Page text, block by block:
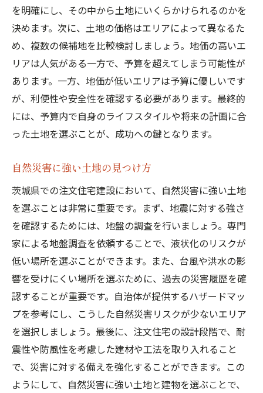
を明確にし、その中から土地にいくらかけられるのかを
決めます。次に、土地の価格はエリアによって異なるた
め、複数の候補地を比較検討しましょう。地価の高いエ
リアは人気がある一方で、予算を超えてしまう可能性が
あります。一方、地価が低いエリアは予算に優しいです
が、利便性や安全性を確認する必要があります。最終的
には、予算内で自身のライフスタイルや将来の計画に合
った土地を選ぶことが、成功への鍵となります。
自然災害に強い土地の見つけ方
茨城県での注文住宅建設において、自然災害に強い土地
を選ぶことは非常に重要です。まず、地震に対する強さ
を確認するためには、地盤の調査を行いましょう。専門
家による地盤調査を依頼することで、液状化のリスクが
低い場所を選ぶことができます。また、台風や洪水の影
響を受けにくい場所を選ぶために、過去の災害履歴を確
認することが重要です。自治体が提供するハザードマッ
プを参考にし、こうした自然災害リスクが少ないエリア
を選択しましょう。最後に、注文住宅の設計段階で、耐
震性や防風性を考慮した建材や工法を取り入れること
で、災害に対する備えを強化することができます。この
ようにして、自然災害に強い土地と建物を選ぶことで、